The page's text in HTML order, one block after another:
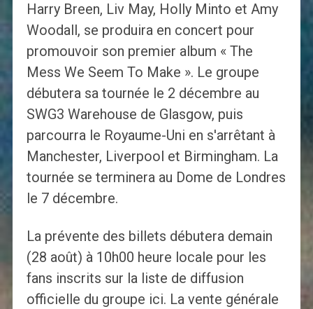
Harry Breen, Liv May, Holly Minto et Amy
Woodall, se produira en concert pour
promouvoir son premier album « The
Mess We Seem To Make ». Le groupe
débutera sa tournée le 2 décembre au
SWG3 Warehouse de Glasgow, puis
parcourra le Royaume-Uni en s'arrêtant à
Manchester, Liverpool et Birmingham. La
tournée se terminera au Dome de Londres
le 7 décembre.
La prévente des billets débutera demain
(28 août) à 10h00 heure locale pour les
fans inscrits sur la liste de diffusion
officielle du groupe ici. La vente générale